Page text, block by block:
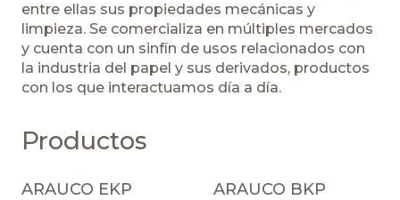
entre ellas sus propiedades mecánicas y
limpieza. Se comercializa en múltiples mercados
y cuenta con un sinfín de usos relacionados con
la industria del papel y sus derivados, productos
con los que interactuamos día a día.
Productos
ARAUCO EKP ARAUCO BKP